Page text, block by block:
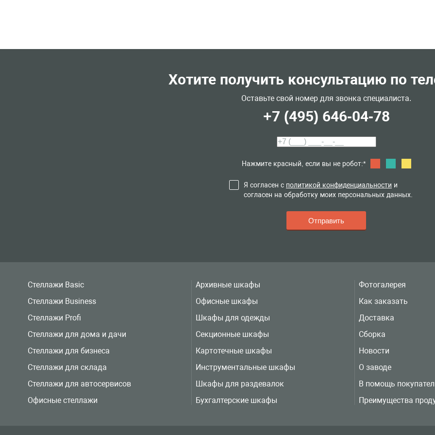
Хотите получить консультацию по
Оставьте свой номер для звонка специалиста.
+7 (495) 646-04-78
Нажмите красный, если вы не робот:*
Я согласен с политикой конфиденциальности и
согласен на обработку моих персональных данных.
Стеллажи Basic
Стеллажи Business
Стеллажи Profi
Стеллажи для дома и дачи
Стеллажи для бизнеса
Стеллажи для склада
Стеллажи для автосервисов
Офисные стеллажи
Архивные шкафы
Офисные шкафы
Шкафы для одежды
Секционные шкафы
Картотечные шкафы
Инструментальные шкафы
Шкафы для раздевалок
Бухгалтерские шкафы
Фотогалерея
Как заказать
Доставка
Сборка
Новости
О заводе
В помощь
Преимущества